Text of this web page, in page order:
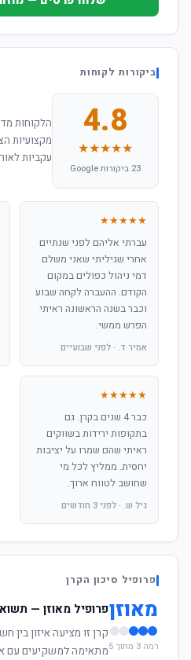
ביקורות לקוחות
4.8
★★★★★
23 ביקורות Google
הלקוחות
מקצועיות
עקביות
★★★★★
עברתי אליהם לפני שנתיים
אחרי שגיליתי שאני משלם
דמי ניהול כפולים במקום
הקודם. ההעברה לקחה שבוע
וכבר בשנה הראשונה ראיתי
הפרש ממשי.
אמיר ד. · לפני שבועיים
★★★★★
כבר 4 שנים בקרן. גם
בתקופות ירידות בשווקים
ראיתי שהם שמרו על יציבות
יחסית. ממליץ לכל מי
שחושב לטווח ארוך.
גיל ש. · לפני 3 חודשים
פרופיל סיכון הקרן
מאוזן
רמה 3 מתוך 5
פרופיל מאוזן —
קרן זו מציעה איזון בין